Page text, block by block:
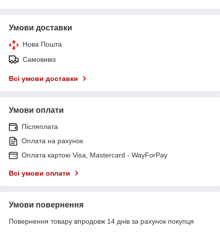
Умови доставки
Нова Пошта
Самовивіз
Всі умови доставки
Умови оплати
Післяплата
Оплата на рахунок
Оплата картою Visa, Mastercard - WayForPay
Всі умови оплати
Умови повернення
Повернення товару впродовж 14 днів за рахунок покупця